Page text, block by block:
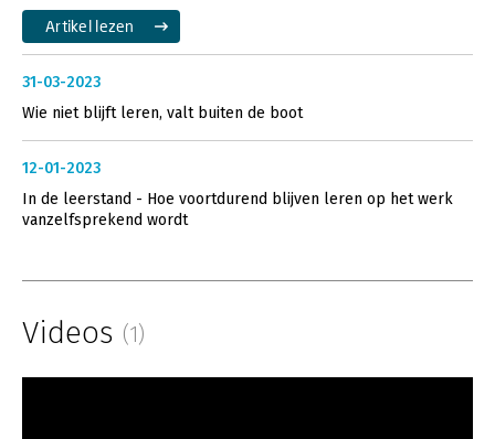
Artikel lezen
31-03-2023
Wie niet blijft leren, valt buiten de boot
12-01-2023
In de leerstand - Hoe voortdurend blijven leren op het werk
vanzelfsprekend wordt
Videos (1)